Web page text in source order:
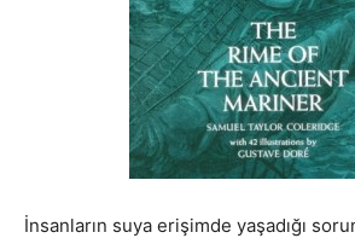
İnsanların suya erişimde yaşadığı